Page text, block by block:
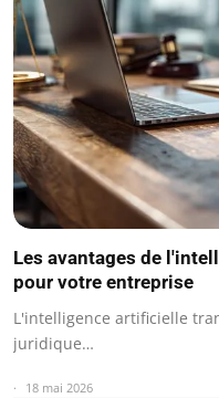
Les avantages de
pour votre entreprise
L'intelligence artificielle
juridique…
18 mai 2026